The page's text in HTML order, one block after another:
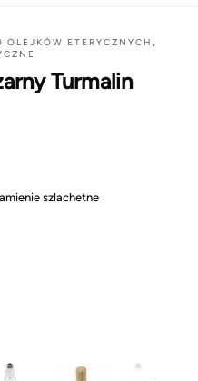
OLEJKÓW ETERYCZNYCH ,
Turmalin
szlachetne